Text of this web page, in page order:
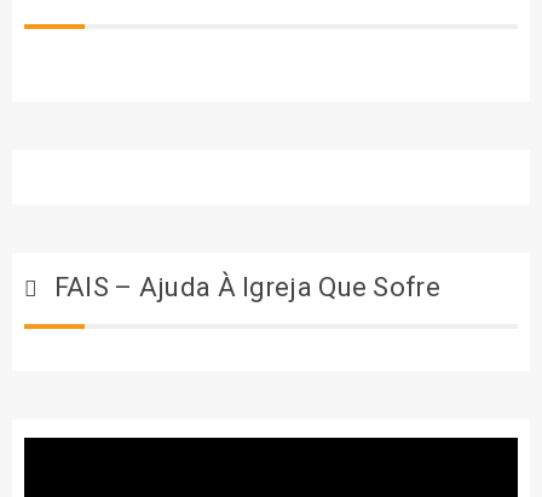
FAIS – Ajuda À Igreja Que Sofre